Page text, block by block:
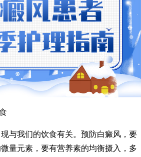
我们的饮食有关。预防白癜风，要
量元素，要有营养素的均衡摄入，多